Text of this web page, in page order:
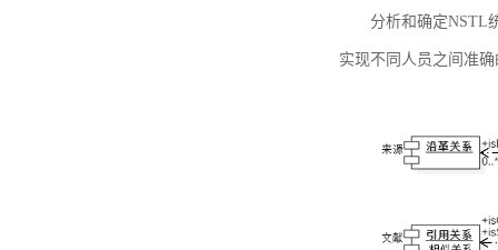
分析和确定NSTL
实现不同人员之间准